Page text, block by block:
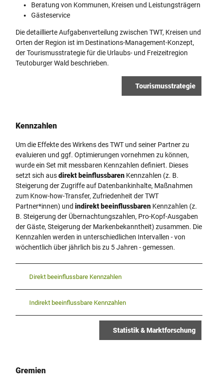
Beratung von Kommunen, Kreisen und Leistungsträgern
Gästeservice
Die detaillierte Aufgabenverteilung zwischen TWT, Kreisen und
Orten der Region ist im Destinations-Management-Konzept,
der Tourismusstrategie für die Urlaubs- und Freizeitregion
Teutoburger Wald beschrieben.
Tourismusstrategie
Kennzahlen
Um die Effekte des Wirkens des TWT und seiner Partner zu
evaluieren und ggf. Optimierungen vornehmen zu können,
wurde ein Set mit messbaren Kennzahlen definiert. Dieses
setzt sich ausdirekt beinflussbaren Kennzahlen (z. B.
Steigerung der Zugriffe auf Datenbankinhalte, Maßnahmen
zum Know-how-Transfer, Zufriedenheit der TWT
Partner*innen) und indirekt beeinflussbaren Kennzahlen (z.
B. Steigerung der Übernachtungszahlen, Pro-Kopf-Ausgaben
der Gäste, Steigerung der Markenbekanntheit) zusammen. Die
Kennzahlen werden in unterschiedlichen Intervallen - von
wöchentlich über jährlich bis zu 5 Jahren - gemessen.
Direkt beeinflussbare Kennzahlen
Indirekt beeinflussbare Kennzahlen
Statistik & Marktforschung
Gremien